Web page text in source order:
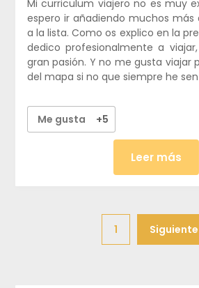
Mi curriculum viajero no es muy
espero ir añadiendo muchos más
a la lista. Como os explico en la
dedico profesionalmente a
gran pasión. Y no me gusta viajar
del mapa si no que siempre he
Me gusta +5
Leer más
1 Siguiente